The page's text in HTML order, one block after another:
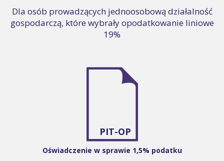
Dla osób prowadzących jednoosobową działalność
gospodarczą, które wybrały opodatkowanie liniowe
19%
PIT-OP
Oświadczenie w sprawie 1,5% podatku